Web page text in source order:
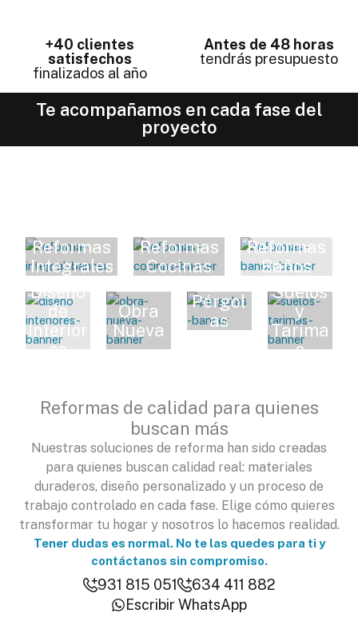
+40 clientes
satisfechos
finalizados al año
Antes de 48 horas
tendrás presupuesto
Te acompañamos en cada fase del
proyecto
Reformas
Integrales
Reformas
Cocinas
Reformas
Baños
Diseño
de
Interior
es
Obra
Nueva
Pérgol
as
Suelos
y
Tarima
s
Reformas de calidad para quienes
buscan más
Nuestras soluciones de reforma han sido creadas
para quienes buscan calidad real: materiales
duraderos, diseño personalizado y un proceso de
trabajo controlado en cada fase. Elige cómo quieres
transformar tu hogar y nosotros lo hacemos realidad.
Tener dudas es normal. No te las quedes para ti y
contáctanos sin compromiso.
931 815 051
634 411 882
Escribir WhatsApp